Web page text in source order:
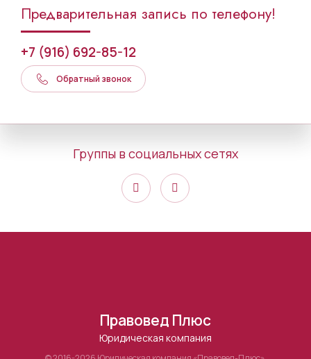
Предварительная запись по телефону!
+7 (916) 692-85-12
Обратный звонок
Группы в социальных сетях
Правовед Плюс
Юридическая компания